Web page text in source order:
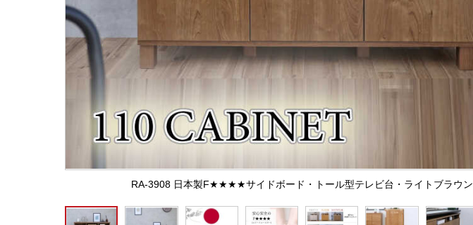
RA-3908 日本製F★★★★サイドボード・トール型テレビ台・ライトブラウン